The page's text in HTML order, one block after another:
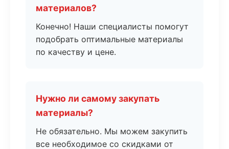
материалов?
Конечно! Наши специалисты помогут
подобрать оптимальные материалы
по качеству и цене.
Нужно ли самому закупать
материалы?
Не обязательно. Мы можем закупить
все необходимое со скидками от